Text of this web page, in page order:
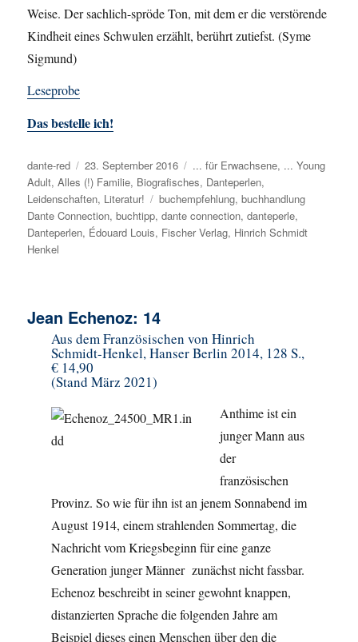
Weise. Der sachlich-spröde Ton, mit dem er die verstörende
Kindheit eines Schwulen erzählt, berührt zutiefst. (Syme
Sigmund)
Leseprobe
Das bestelle ich!
Autor
dante-red
Veröffentlicht
am
23. September 2016 Kategorien
... für Erwachsene, ... Young
Adult,Alles (!) Familie, Biografisches, Danteperlen,
Leidenschaften, Literatur! Schlagwörter
buchempfehlung,buchhandlung
Dante Connection,buchtipp,dante connection,danteperle,
Danteperlen, Édouard Louis, Fischer Verlag, Hinrich Schmidt
Henkel
Jean Echenoz: 14
Aus dem Französischen von Hinrich
Schmidt-Henkel, Hanser Berlin 2014, 128 S.,
€ 14,90
(Stand März 2021)
Anthime ist ein
junger Mann aus
der
französischen
Provinz. So wie für ihn ist an jenem Sonnabend im
August 1914, einem strahlenden Sommertag, die
Nachricht vom Kriegsbeginn für eine ganze
Generation junger Männer zunächst nicht fassbar.
Echenoz beschreibt in seiner gewohnt knappen,
distanzierten Sprache die folgenden Jahre am
Beispiel dieses einen Menschen über den die